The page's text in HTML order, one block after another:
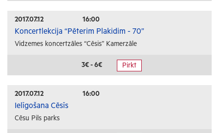
2017.07.12 16:00
Koncertlekcija “Pēterim Plakidim - 70”
Vidzemes koncertzāles “Cēsis” Kamerzāle
3€ - 6€ Pirkt
2017.07.12 16:00
Ielīgošana Cēsīs
Cēsu Pils parks